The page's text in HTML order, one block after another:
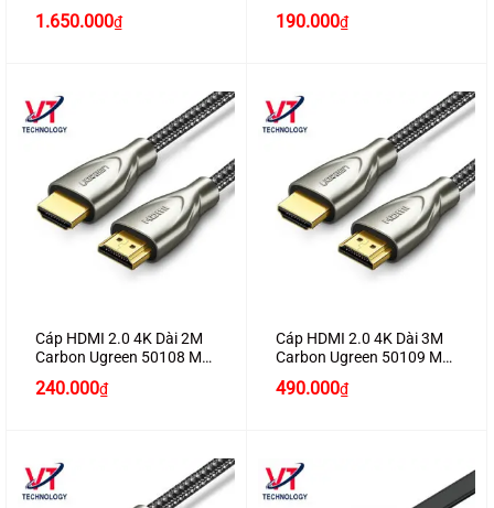
Cao Cấp (60Hz)
1.650.000₫
Cao Cấp (60Hz)
190.000₫
Cáp HDMI 2.0 4K Dài 2M
Carbon Ugreen 50108 Mạ
Vàng Chính Hãng Ugreen
Cao Cấp (60Hz)
240.000₫
Cáp HDMI 2.0 4K Dài 3M
Carbon Ugreen 50109 Mạ
Vàng Chính Hãng Ugreen
Cao Cấp (60Hz)
490.000₫